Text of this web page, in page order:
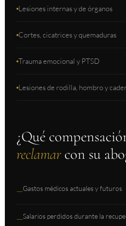
Lesiones internas y de órganos
Cortes, cicatrices y quemaduras
Trauma emocional y PTSD
Lesiones de rodilla, hombro y
¿Qué
reclamarcon su
—Gastos médicos actuales y futuros
—Salarios perdidos durante la